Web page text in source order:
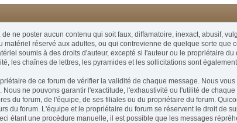
ne poster aucun contenu qui soit faux, diffamatoire, inexact, abusif,
réservé aux adultes, ou qui contrevienne de quelque sorte
soumis à des droits d'auteur, excepté si l'auteur ou le propriétaire
les chaînes de lettres, les pyramides et les sollicitations sont
de ce forum de vérifier la validité de chaque message. Nous
ne pouvons garantir l'exactitude, l'exhaustivité ou l'utilité de
du forum, de l'équipe, de ses filiales ou du propriétaire du forum.
du forum. L'équipe et le propriétaire du forum se réservent le droit de
étant une procédure manuelle, il est possible que les messages